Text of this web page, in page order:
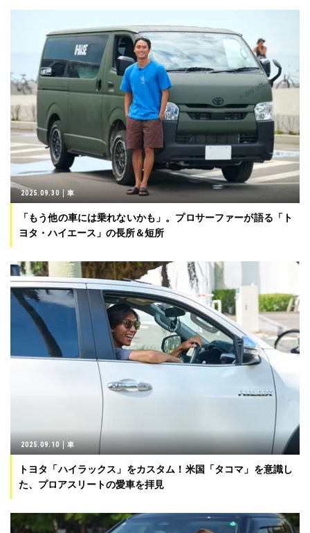
2025.09.30 車
「もう他の車には乗れないかも」。プロサーファーが語る「ト
ヨタ・ハイエース」の長所＆短所
2025.09.10 車
トヨタ「ハイラックス」をカスタム！米国「タコマ」を意識し
た、プロアスリートの愛車を拝見